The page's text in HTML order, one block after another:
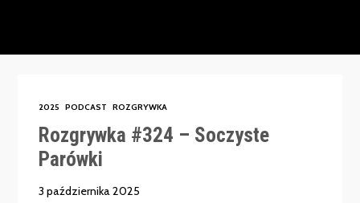
2025 PODCAST ROZGRYWKA
Rozgrywka #324 – Soczyste
Parówki
3 października 2025